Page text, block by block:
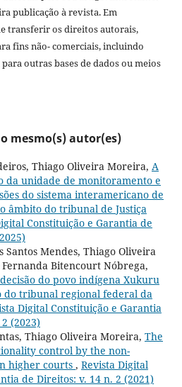
publicação à revista. Em
transferir os direitos autorais,
fins não- comerciais, incluindo
outras bases de dados ou meios
mesmo(s) autor(es)
Thiago Oliveira Moreira, A
da unidade de monitoramento e
do sistema interamericano de
âmbito do tribunal de Justiça
Constituição e Garantia de
Santos Mendes, Thiago Oliveira
Bitencourt Nóbrega,
do povo indígena Xukuru
do tribunal regional federal da
Digital Constituição e Garantia
(2023)
Thiago Oliveira Moreira, The
control by the non-
higher courts , Revista Digital
de Direitos: v. 14 n. 2 (2021)